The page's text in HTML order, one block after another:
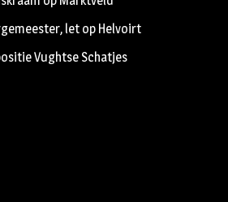
let op Helvoirt
Vughtse Schatjes